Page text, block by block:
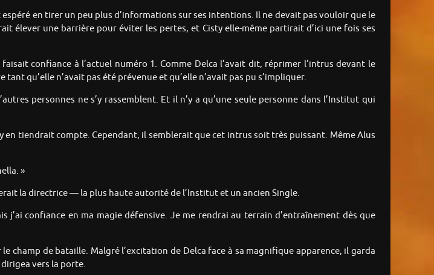
espéré en tirer un peu plus d’informations sur ses intentions. Il ne devait pas vouloir que le
élever une barrière pour éviter les pertes, et Cisty elle-même partirait d’ici une fois ses
confiance à l’actuel numéro 1. Comme Delca l’avait dit, réprimer l’intrus devant le
qu’elle n’avait pas été prévenue et qu’elle n’avait pas pu s’impliquer.
personnes ne s’y rassemblent. Et il n’y a qu’une seule personne dans l’Institut qui
tiendrait compte. Cependant, il semblerait que cet intrus soit très puissant. Même Alus
»
la directrice — la plus haute autorité de l’Institut et un ancien Single.
confiance en ma magie défensive. Je me rendrai au terrain d’entraînement dès que
champ de bataille. Malgré l’excitation de Delca face à sa magnifique apparence, il garda
vers la porte.